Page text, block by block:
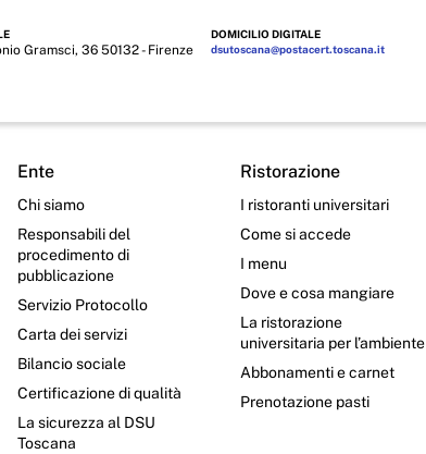
Gramsci, 36 50132 - Firenze
DOMICILIO DIGITALE
dsutoscana@postacert.toscana.it
Ente
Chi siamo
Responsabili del
procedimento di
pubblicazione
Servizio Protocollo
Carta dei servizi
Bilancio sociale
Certificazione di qualità
La sicurezza al DSU
Toscana
Ristorazione
I ristoranti universitari
Come si accede
I menu
Dove e cosa mangiare
La ristorazione
universitaria per l’ambiente
Abbonamenti e carnet
Prenotazione pasti